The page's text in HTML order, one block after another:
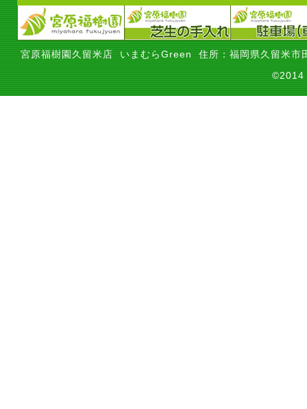
宮原福樹園久留米店 いまむらGreen 住所：福岡県久留米市
©2014